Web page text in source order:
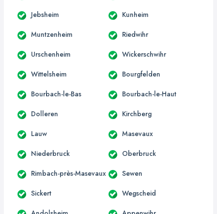
Jebsheim Kunheim
Muntzenheim Riedwihr
Urschenheim Wickerschwihr
Wittelsheim Bourgfelden
Bourbach-le-Bas Bourbach-le-Haut
Dolleren Kirchberg
Lauw Masevaux
Niederbruck Oberbruck
Rimbach-près-Masevaux Sewen
Sickert Wegscheid